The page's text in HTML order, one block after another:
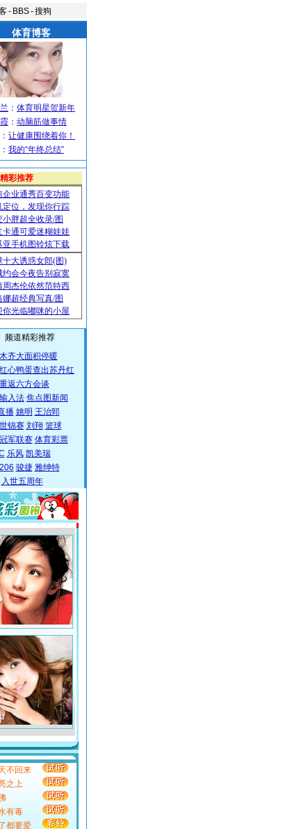
- BBS-搜狗
体育博客
： 体育明星贺新年
： 动脑筋做事情
： 让健康围绕着你！
： 我的“年终总结”
频道精彩推荐
齐大面积停暖
心鸭蛋查出苏丹红
返六方会谈
入法 焦点图新闻
播 姚明 王治郅
锦赛 刘翔 篮球
军联赛 体育彩票
乐风 凯美瑞
骏捷 雅绅特
入世五周年
不回来
之上
有毒
都要爱